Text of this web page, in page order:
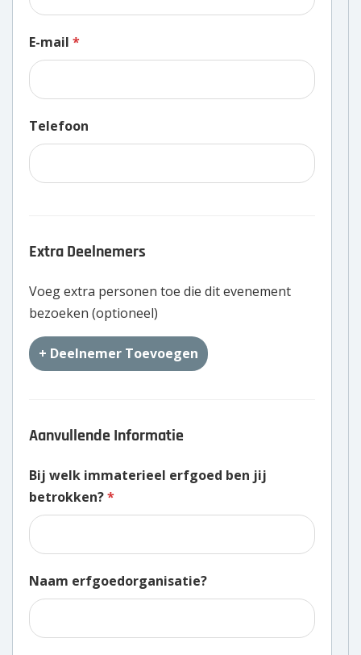
E-mail *
Telefoon
Extra Deelnemers
Voeg extra personen toe die dit evenement
bezoeken (optioneel)
+ Deelnemer Toevoegen
Aanvullende Informatie
Bij welk immaterieel erfgoed ben jij
betrokken?*
Naam erfgoedorganisatie?